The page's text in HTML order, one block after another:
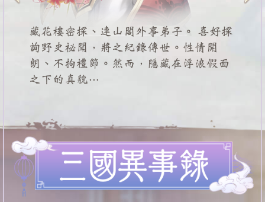
藏花樓密探、連山閣外事弟子。 喜好探
詢野史祕聞，將之紀錄傳世。性情開
朗、不拘禮節。然而，隱藏在浮浪假面
之下的真貌…